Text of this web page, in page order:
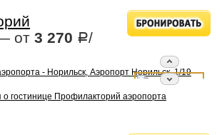
от 3 270 Р/
гостинице Профилакторий аэропорта